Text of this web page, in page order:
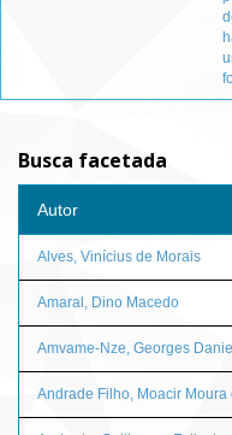
Busca facetada
Autor
Alves, Vinícius de Morais
Amaral, Dino Macedo
Amvame-Nze, Georges
Andrade Filho, Moacir Moura